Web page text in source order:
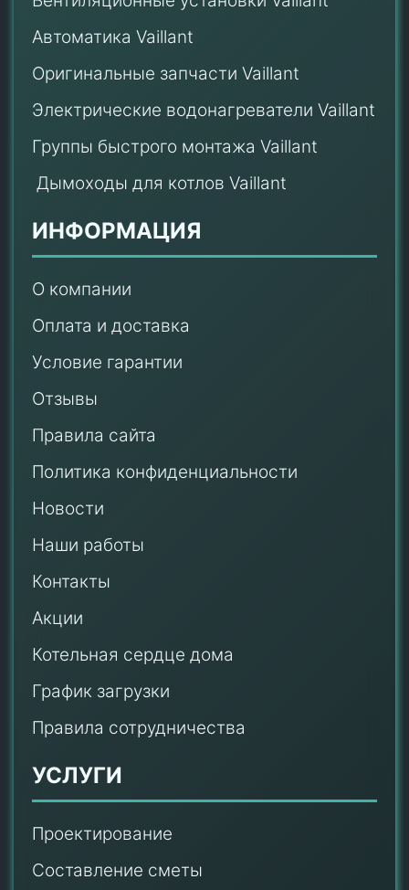
Автоматика Vaillant
Оригинальные запчасти Vaillant
Электрические водонагреватели Vaillant
Группы быстрого монтажа Vaillant
Дымоходы для котлов Vaillant
ИНФОРМАЦИЯ
О компании
Оплата и доставка
Условие гарантии
Отзывы
Правила сайта
Политика конфиденциальности
Новости
Наши работы
Контакты
Акции
Котельная сердце дома
График загрузки
Правила сотрудничества
УСЛУГИ
Проектирование
Составление сметы